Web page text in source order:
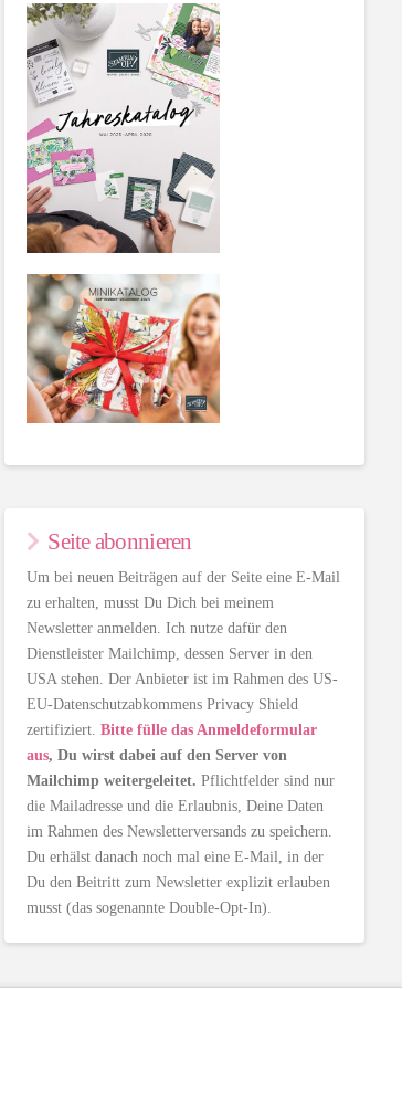
Seite abonnieren
Um bei neuen Beiträgen auf der Seite eine E-Mail
zu erhalten, musst Du Dich bei meinem
Newsletter anmelden. Ich nutze dafür den
Dienstleister Mailchimp, dessen Server in den
USA stehen. Der Anbieter ist im Rahmen des US-
EU-Datenschutzabkommens Privacy Shield
zertifiziert.Bitte fülle das Anmeldeformular
aus, Du wirst dabei auf den Server von
Mailchimp weitergeleitet. Pflichtfelder sind nur
die Mailadresse und die Erlaubnis, Deine Daten
im Rahmen des Newsletterversands zu speichern.
Du erhälst danach noch mal eine E-Mail, in der
Du den Beitritt zum Newsletter explizit erlauben
musst (das sogenannte Double-Opt-In).